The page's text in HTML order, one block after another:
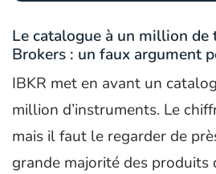
Le catalogue à un million de
Brokers : un faux argument
IBKR met en avant un
million d’instruments. Le
mais il faut le regarder de
grande majorité des produits